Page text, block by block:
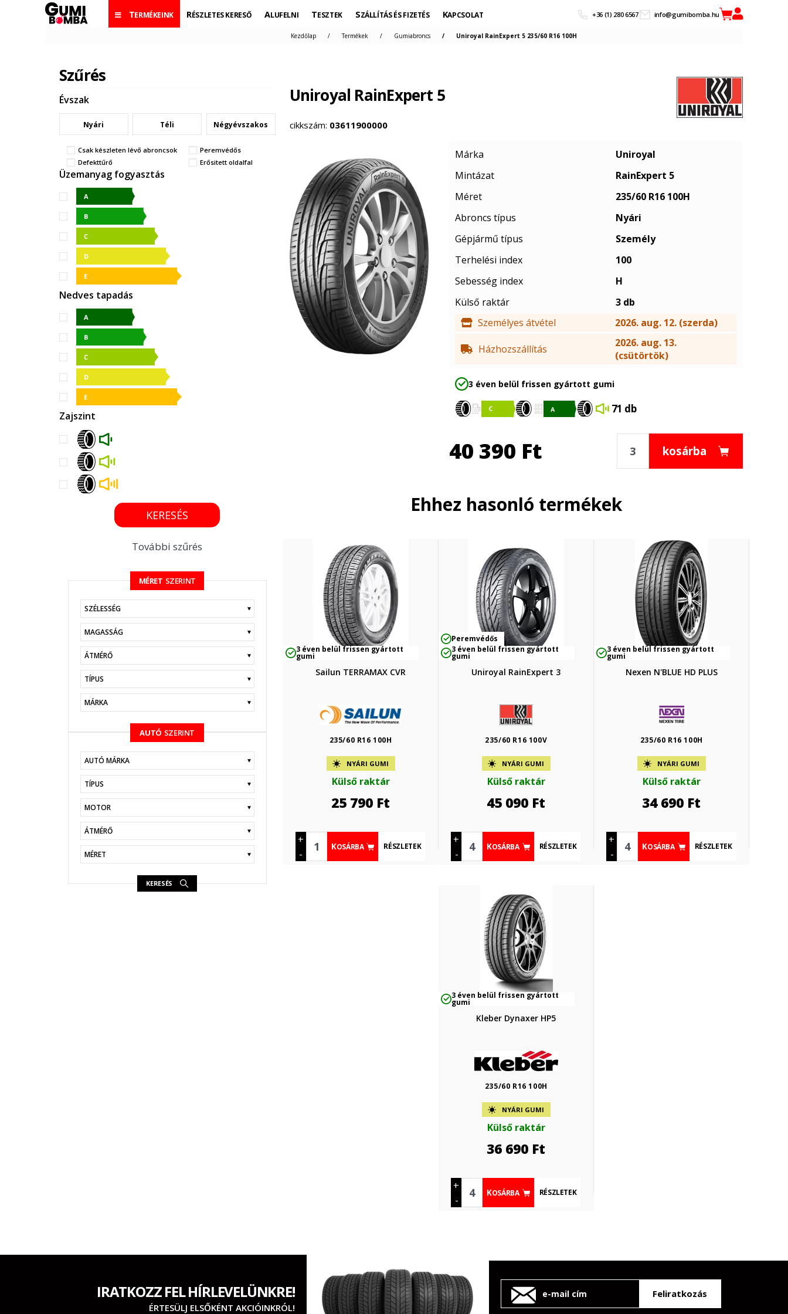
TERMÉKEINK RÉSZLETES KERESŐ ALUFELNI TESZTEK SZÁLLÍTÁS ÉS FIZETÉS KAPCSOLAT +36 (1) 280 6567 info@gumibomba.hu
Szűrés
Évszak
Nyári Téli Négyévszakos
Csak készleten lévő abroncsok
Peremvédős
Defekttűrő
Erősitett oldalfal
Üzemanyag fogyasztás
Nedves tapadás
Zajszint
KERESÉS
További szűrés
MÉRET SZERINT
KERESÉS
AUTÓ SZERINT
KERESÉS
Kezdőlap Termékek Gumiabroncs Uniroyal RainExpert 5 235/60 R16 100H
Uniroyal RainExpert 5
cikkszám: 03611900000
Márka
Uniroyal
Mintázat
RainExpert 5
Méret
235/60 R16 100H
Abroncs típus
Nyári
Gépjármű típus
Személy
Terhelési index
100
Sebesség index
H
Külső raktár
3 db
Személyes átvétel
2026. aug. 12. (szerda)
Házhozszállítás
2026. aug. 13.
(csütörtök)
3 éven belül frissen gyártott gumi
71 db
40 390 Ft kosárba
Ehhez hasonló termékek
3 éven belül frissen gyártott
gumi
Sailun TERRAMAX CVR
235/60 R16 100H
NYÁRI GUMI
Külső raktár
25 790 Ft
+
-
KOSÁRBA RÉSZLETEK
Peremvédős
3 éven belül frissen gyártott
gumi
Uniroyal RainExpert 3
235/60 R16 100V
NYÁRI GUMI
Külső raktár
45 090 Ft
+
-
KOSÁRBA RÉSZLETEK
3 éven belül frissen gyártott
gumi
Nexen N'BLUE HD PLUS
235/60 R16 100H
NYÁRI GUMI
Külső raktár
34 690 Ft
+
-
KOSÁRBA RÉSZLETEK
3 éven belül frissen gyártott
gumi
Kleber Dynaxer HP5
235/60 R16 100H
NYÁRI GUMI
Külső raktár
36 690 Ft
+
-
KOSÁRBA RÉSZLETEK
IRATKOZZ FEL HÍRLEVELÜNKRE!
ÉRTESÜLJ ELSŐKÉNT AKCIÓINKRÓL!
Feliratkozás